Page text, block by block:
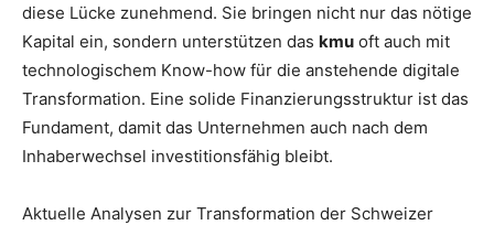
diese Lücke zunehmend. Sie bringen nicht nur das nötige
Kapital ein, sondern unterstützen das kmu oft auch mit
technologischem Know-how für die anstehende digitale
Transformation. Eine solide Finanzierungsstruktur ist das
Fundament, damit das Unternehmen auch nach dem
Inhaberwechsel investitionsfähig bleibt.
Aktuelle Analysen zur Transformation der Schweizer